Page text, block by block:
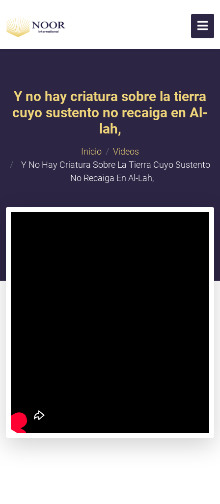
Y no hay criatura sobre la tierra
cuyo sustento no recaiga en Al-
lah,
Inicio
Videos
Y No Hay Criatura Sobre La Tierra Cuyo Sustento
No Recaiga En Al-Lah,